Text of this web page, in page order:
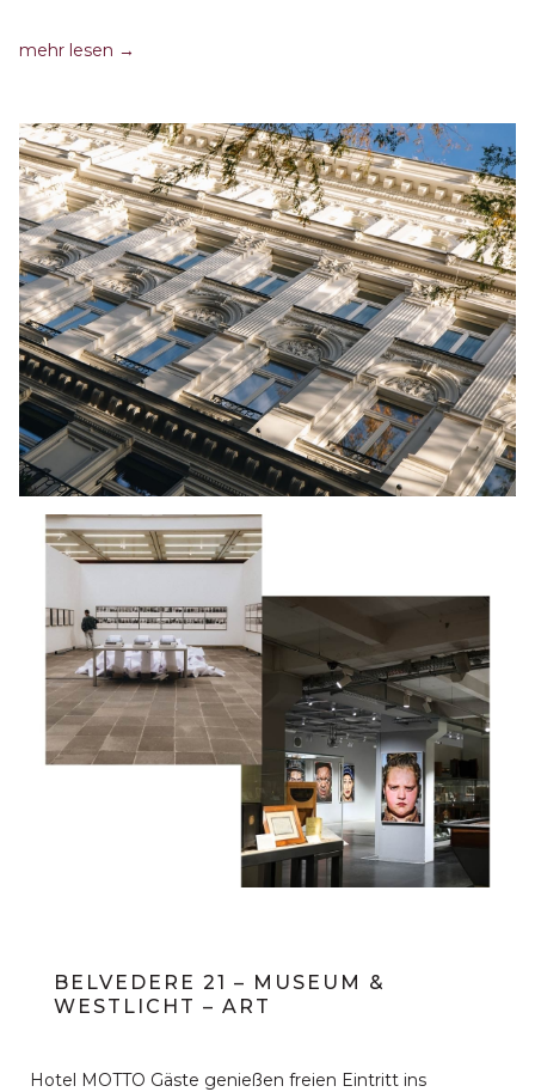
mehr lesen Öffnet
neuen
Fenster
BELVEDERE 21 – MUSEUM &
WESTLICHT – ART
Hotel MOTTO Gäste genießen freien Eintritt ins